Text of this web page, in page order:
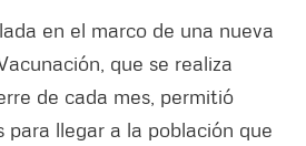
en el marco de una nueva
que se realiza
de cada mes, permitió
para llegar a la población que